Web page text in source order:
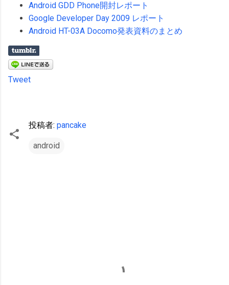
Android GDD Phone開封レポート
Google Developer Day 2009 レポート
Android HT-03A Docomo発表資料のまとめ
Tweet
投稿者: pancake
android